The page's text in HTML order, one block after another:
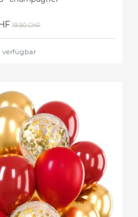
19.90 CHF
verfügbar